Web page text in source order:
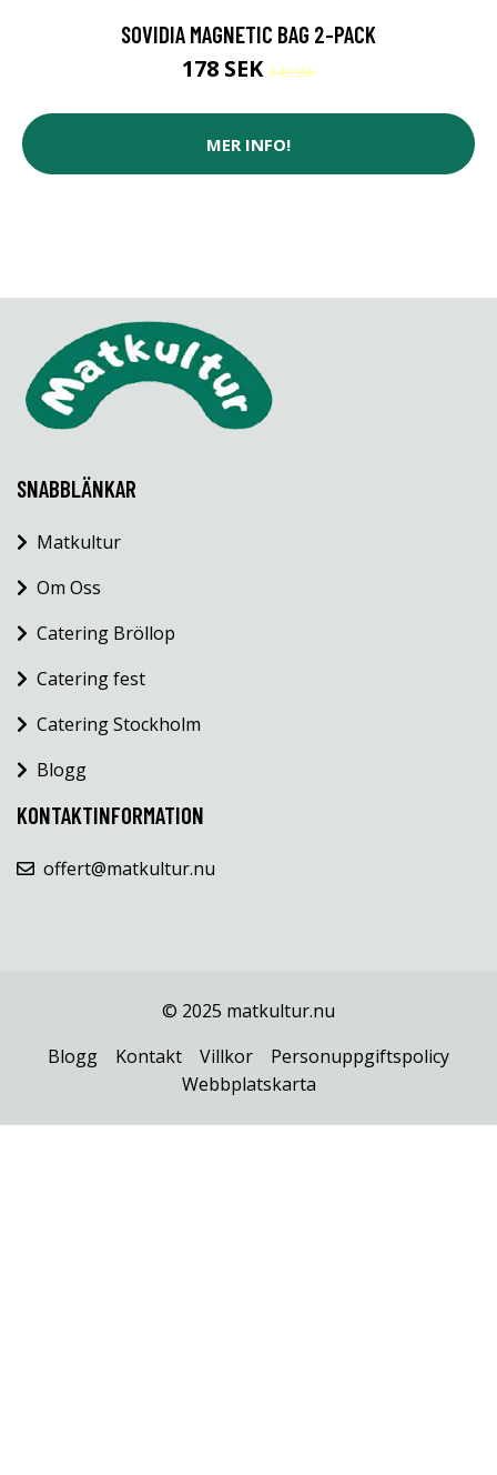
SOVIDIA MAGNETIC BAG 2-PACK
178 SEK349 SEK
MER INFO!
SNABBLÄNKAR
Matkultur
Om Oss
Catering Bröllop
Catering fest
Catering Stockholm
Blogg
KONTAKTINFORMATION
offert@matkultur.nu
© 2025 matkultur.nu
Blogg
Kontakt Villkor
Personuppgiftspolicy
Webbplatskarta